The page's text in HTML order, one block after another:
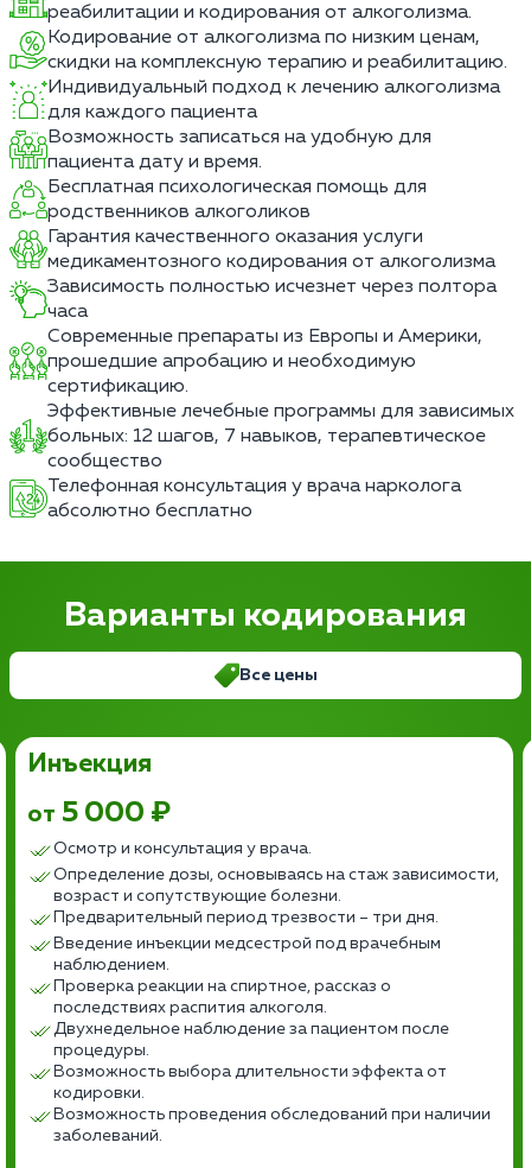
реабилитации и кодирования от алкоголизма.
Кодирование от алкоголизма по низким ценам,
скидки на комплексную терапию и реабилитацию.
Индивидуальный подход к лечению алкоголизма
для каждого пациента
Возможность записаться на удобную для
пациента дату и время.
Бесплатная психологическая помощь для
родственников алкоголиков
Гарантия качественного оказания услуги
медикаментозного кодирования от алкоголизма
Зависимость полностью исчезнет через полтора
часа
Современные препараты из Европы и Америки,
прошедшие апробацию и необходимую
сертификацию.
Эффективные лечебные программы для зависимых
больных: 12 шагов, 7 навыков, терапевтическое
сообщество
Телефонная консультация у врача нарколога
абсолютно бесплатно
Варианты кодирования
Все цены
Инъекция
от 5 000 ₽
Осмотр и консультация у врача.
Определение дозы, основываясь на стаж зависимости,
возраст и сопутствующие болезни.
Предварительный период трезвости – три дня.
Введение инъекции медсестрой под врачебным
наблюдением.
Проверка реакции на спиртное, рассказ о
последствиях распития алкоголя.
Двухнедельное наблюдение за пациентом после
процедуры.
Возможность выбора длительности эффекта от
кодировки.
Возможность проведения обследований при наличии
заболеваний.